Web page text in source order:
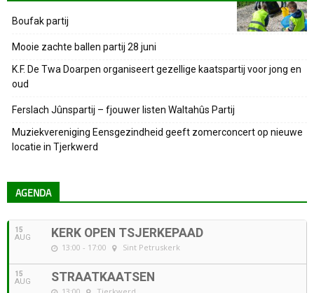
Boufak partij
Mooie zachte ballen partij 28 juni
K.F. De Twa Doarpen organiseert gezellige kaatspartij voor jong en
oud
Ferslach Jûnspartij – fjouwer listen Waltahûs Partij
Muziekvereniging Eensgezindheid geeft zomerconcert op nieuwe
locatie in Tjerkwerd
AGENDA
15
AUG KERK OPEN TSJERKEPAAD
13:00 - 17:00 Sint Petruskerk
15
AUG STRAATKAATSEN